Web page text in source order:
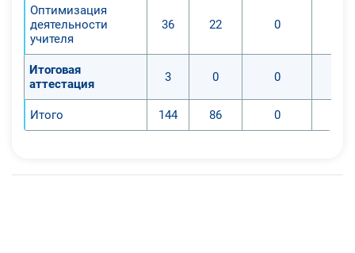
Оптимизация
деятельности
учителя
36 22 0
Итоговая
аттестация
3 0 0
Итого 144 86 0